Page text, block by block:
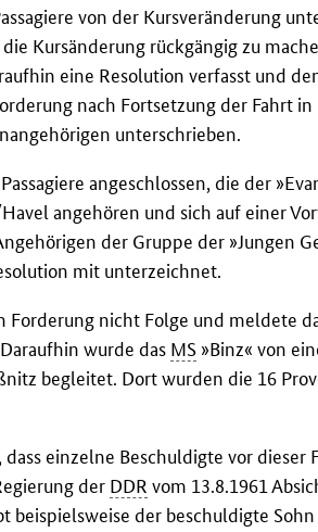
von der Kursveränderung
Kursänderung rückgängig zu
eine Resolution verfasst und
nach Fortsetzung der Fahrt
unterschrieben.
angeschlossen, die der
angehören und sich auf einer
der Gruppe der »Jungen
mit unterzeichnet.
nicht Folge und meldete
wurde das MS »Binz« von
begleitet. Dort wurden die 16
einzelne Beschuldigte vor dieser
der DDR vom 13.8.1961
beispielsweise der beschuldigte Sohn